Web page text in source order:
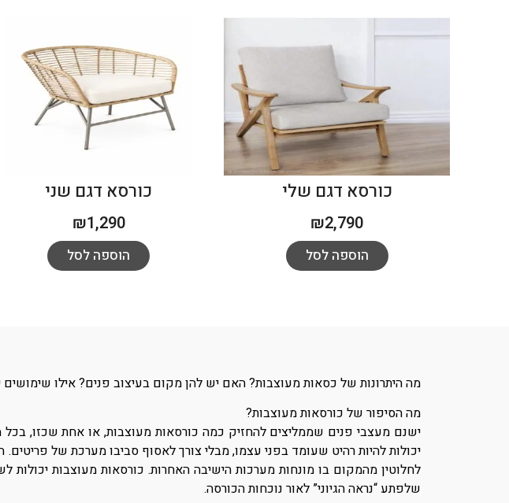
כורסא דגם שלי
₪2,790
הוספה לסל
כורסא דגם שני
₪1,290
הוספה לסל
מה היתרונות של כסאות מעוצבות? האם יש להן מקום בעיצוב פנים? אילו שימושים
מה הסיפור של כורסאות מעוצבות?
ישנם מעצבי פנים שממליצים להחזיק כמה כורסאות מעוצבות, או אחת שכזו, בכל
יכולות להיות רהיט שעומד בפני עצמו, מבלי צורך לאסוף סביבו מערכת של פריטים.
לחלוטין מהמקום בו מונחות מערכות הישיבה האחרות. כורסאות מעוצבות
שלפתע “נראה הגיוני” לאור נוכחות הכורסה.